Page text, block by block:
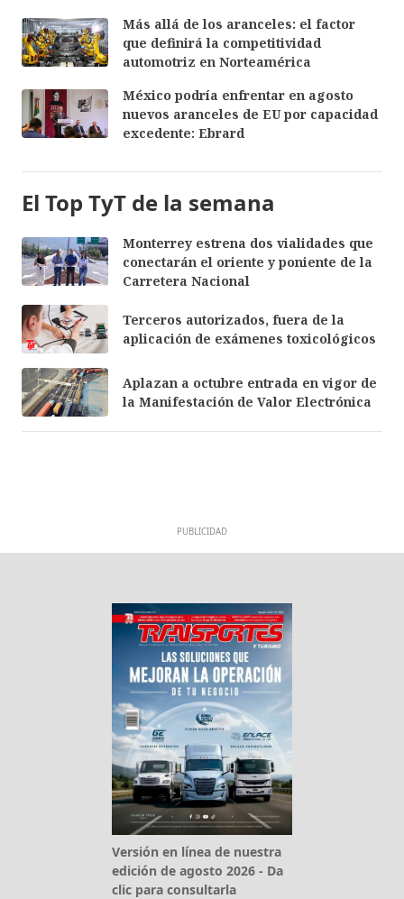
Más allá de los aranceles: el factor
que definirá la competitividad
automotriz en Norteamérica
México podría enfrentar en agosto
nuevos aranceles de EU por capacidad
excedente: Ebrard
El Top TyT de la semana
Monterrey estrena dos vialidades que
conectarán el oriente y poniente de la
Carretera Nacional
Terceros autorizados, fuera de la
aplicación de exámenes toxicológicos
Aplazan a octubre entrada en vigor de
la Manifestación de Valor Electrónica
PUBLICIDAD
Versión en línea de nuestra
edición de agosto 2026 - Da
clic para consultarla